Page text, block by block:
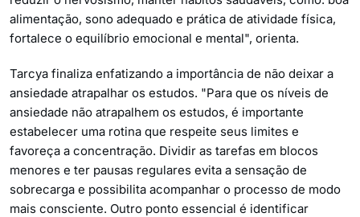
alimentação, sono adequado e prática de atividade física,
fortalece o equilíbrio emocional e mental", orienta.
Tarcya finaliza enfatizando a importância de não deixar a
ansiedade atrapalhar os estudos. "Para que os níveis de
ansiedade não atrapalhem os estudos, é importante
estabelecer uma rotina que respeite seus limites e
favoreça a concentração. Dividir as tarefas em blocos
menores e ter pausas regulares evita a sensação de
sobrecarga e possibilita acompanhar o processo de modo
mais consciente. Outro ponto essencial é identificar